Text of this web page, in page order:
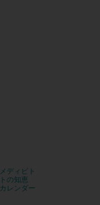
ディビト
の知恵
レンダー